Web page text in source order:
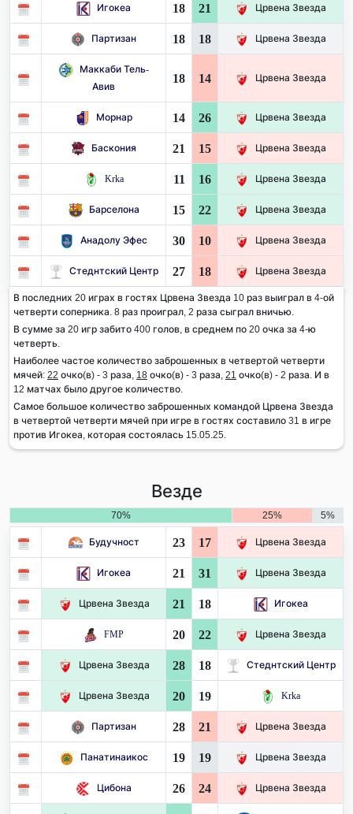
Игокеа 18 21 Црвена Звезда
Партизан 18 18 Црвена Звезда
Маккаби Тель-
Авив
18 14 Црвена Звезда
Морнар 14 26 Црвена Звезда
Баскония 21 15 Црвена Звезда
Krka 11 16 Црвена Звезда
Барселона 15 22 Црвена Звезда
Анадолу Эфес 30 10 Црвена Звезда
Стеднтский Центр 27 18 Црвена Звезда
В последних 20 играх в гостях Црвена Звезда 10 раз выиграл в 4-ой
четверти соперника. 8 раз проиграл, 2 раза сыграл вничью.
В сумме за 20 игр забито 400 голов, в среднем по 20 очка за 4-ю
четверть.
Наиболее частое количество заброшенных в четвертой четверти
мячей: 22 очко(в) - 3 раза, 18 очко(в) - 3 раза, 21 очко(в) - 2 раза. И в
12 матчах было другое количество.
Самое большое количество заброшенных командой Црвена Звезда
в четвертой четверти мячей при игре в гостях составило 31 в игре
против Игокеа, которая состоялась 15.05.25.
Везде
70% 25% 5%
Будучност 23 17 Црвена Звезда
Игокеа 21 31 Црвена Звезда
Црвена Звезда 21 18 Игокеа
FMP 20 22 Црвена Звезда
Црвена Звезда 28 18 Стеднтский Центр
Црвена Звезда 20 19 Krka
Партизан 28 21 Црвена Звезда
Панатинаикос 19 19 Црвена Звезда
Цибона 26 24 Црвена Звезда